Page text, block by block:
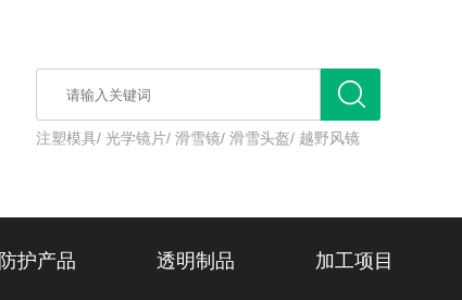
注塑模具/ 光学镜片/ 滑雪镜/ 滑雪头盔/ 越野风镜
防护产品 透明制品 加工项目